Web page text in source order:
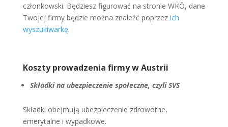
członkowski. Będziesz figurować na stronie WKÖ, dane
Twojej firmy będzie można znaleźć poprzez ich
wyszukiwarkę.
Koszty prowadzenia firmy w Austrii
Składki na ubezpieczenie społeczne, czyli SVS
Składki obejmują ubezpieczenie zdrowotne,
emerytalne i wypadkowe.